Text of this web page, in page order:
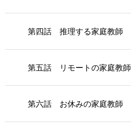
第四話 推理する家庭教師
第五話 リモートの家庭教師
第六話 お休みの家庭教師